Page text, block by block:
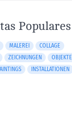
Populares
MALEREI
COLLAGE
ZEICHNUNGEN
OBJEKTE
INSTALLATIONEN